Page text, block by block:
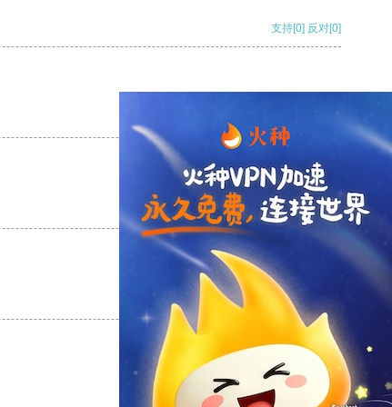
支持[0] 反对[0]
支持 [0] 反对[0]
支持[0] 反对
支持[0] 反对[0]